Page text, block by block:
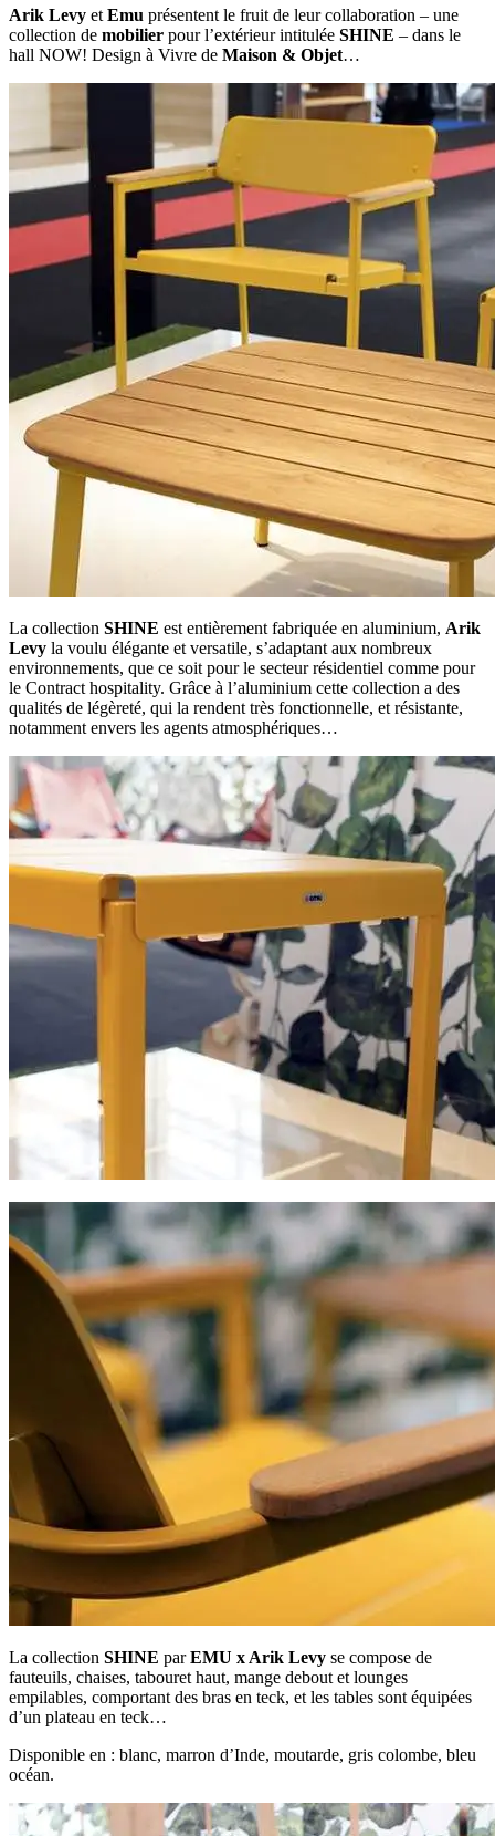
Arik Levy et Emu présentent le fruit de leur collaboration – une
collection de mobilier pour l’extérieur intitulée SHINE – dans le
hall NOW! Design à Vivre de Maison & Objet…
La collection SHINE est entièrement fabriquée en aluminium, Arik
Levy la voulu élégante et versatile, s’adaptant aux nombreux
environnements, que ce soit pour le secteur résidentiel comme pour
le Contract hospitality. Grâce à l’aluminium cette collection a des
qualités de légèreté, qui la rendent très fonctionnelle, et résistante,
notamment envers les agents atmosphériques…
La collection SHINE parEMU x Arik Levy se compose de
fauteuils, chaises, tabouret haut, mange debout et lounges
empilables, comportant des bras en teck, et les tables sont équipées
d’un plateau en teck…
Disponible en : blanc, marron d’Inde, moutarde, gris colombe, bleu
océan.